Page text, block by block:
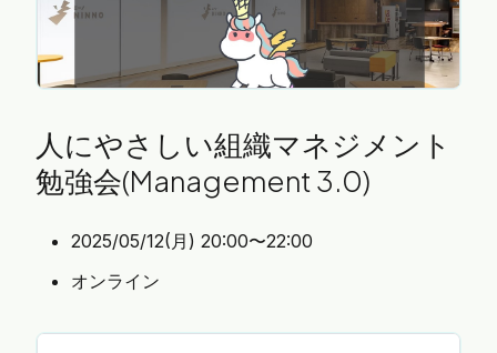
人にやさしい組織マネジメント
勉強会(Management 3.0)
2025/05/12(月) 20:00〜22:00
オンライン